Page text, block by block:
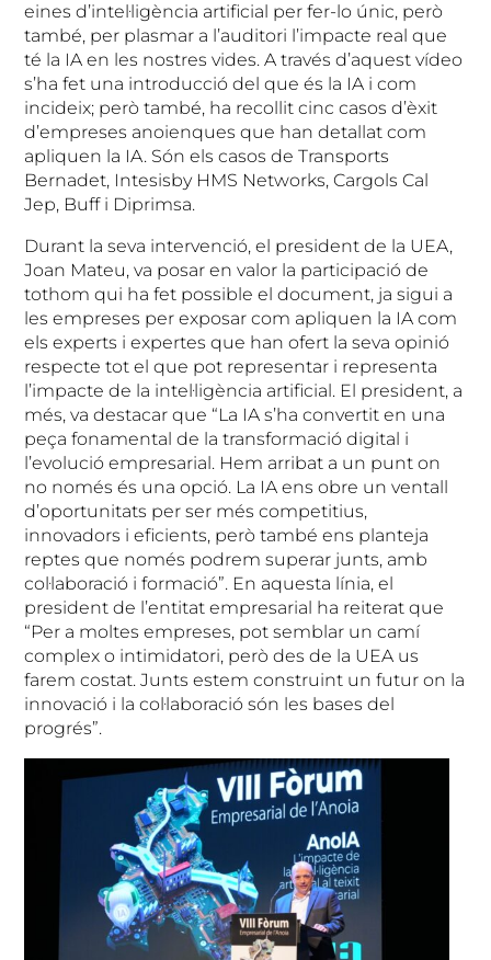
eines d’intel·ligència artificial per fer-lo únic, però
també, per plasmar a l’auditori l’impacte real que
té la IA en les nostres vides. A través d’aquest vídeo
s’ha fet una introducció del que és la IA i com
incideix; però també, ha recollit cinc casos d’èxit
d’empreses anoienques que han detallat com
apliquen la IA. Són els casos de Transports
Bernadet, Intesisby HMS Networks, Cargols Cal
Jep, Buff i Diprimsa.
Durant la seva intervenció, el president de la UEA,
Joan Mateu, va posar en valor la participació de
tothom qui ha fet possible el document, ja sigui a
les empreses per exposar com apliquen la IA com
els experts i expertes que han ofert la seva opinió
respecte tot el que pot representar i representa
l’impacte de la intel·ligència artificial. El president, a
més, va destacar que “La IA s’ha convertit en una
peça fonamental de la transformació digital i
l’evolució empresarial. Hem arribat a un punt on
no només és una opció. La IA ens obre un ventall
d’oportunitats per ser més competitius,
innovadors i eficients, però també ens planteja
reptes que només podrem superar junts, amb
col·laboració i formació”. En aquesta línia, el
president de l’entitat empresarial ha reiterat que
“Per a moltes empreses, pot semblar un camí
complex o intimidatori, però des de la UEA us
farem costat. Junts estem construint un futur on la
innovació i la col·laboració són les bases del
progrés”.